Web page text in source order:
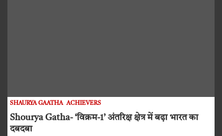
SHAURYA GAATHA ACHIEVERS
Shourya Gatha- ‘विक्रम-1’ अंतरिक्ष क्षेत्र में बढ़ा भारत का
दबदबा